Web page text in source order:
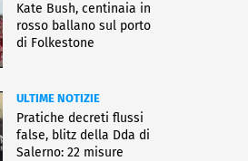
Kate Bush, centinaia in
rosso ballano sul porto
di Folkestone
ULTIME NOTIZIE
Pratiche decreti flussi
false, blitz della Dda di
Salerno: 22 misure